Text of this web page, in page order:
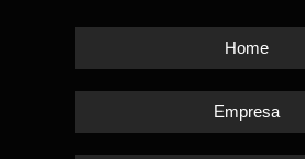
Home
Empresa